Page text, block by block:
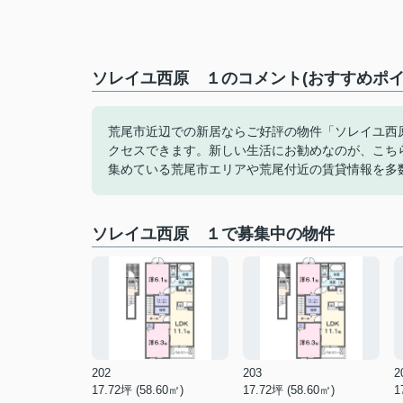
ソレイユ西原 １のコメント(おすすめポ
荒尾市近辺での新居ならご好評の物件「ソレイユ
クセスできます。新しい生活にお勧めなのが、こ
集めている荒尾市エリアや荒尾付近の賃貸情報を
ソレイユ西原 １で募集中の物件
202
17.72坪 (58.60㎡)
203
17.72坪 (58.60㎡)